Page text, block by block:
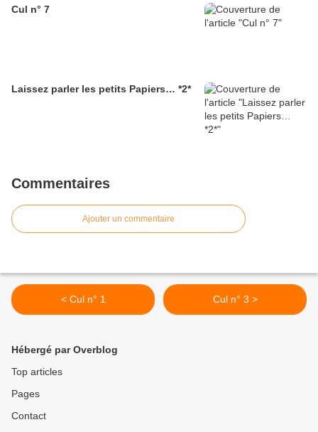
Cul n° 7
Laissez parler les petits Papiers… *2*
Commentaires
Ajouter un commentaire
< Cul n° 1 Cul n° 3 >
Hébergé par Overblog
Top articles
Pages
Contact